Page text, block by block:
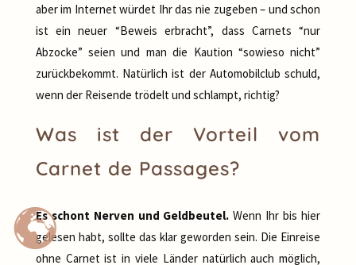
aber im Internet würdet Ihr das nie zugeben – und schon
ist ein neuer “Beweis erbracht”, dass Carnets “nur
Abzocke” seien und man die Kaution “sowieso nicht”
zurückbekommt. Natürlich ist der Automobilclub schuld,
wenn der Reisende trödelt und schlampt, richtig?
Was ist der Vorteil vom
Carnet de Passages?
Es schont Nerven und Geldbeutel. Wenn Ihr bis hier
gelesen habt, sollte das klar geworden sein. Die Einreise
ohne Carnet ist in viele Länder natürlich auch möglich,